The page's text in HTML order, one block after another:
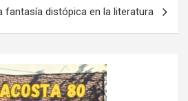
fantasía distópica en la literatura